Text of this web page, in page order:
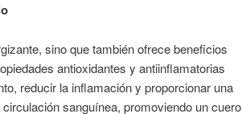
sino que también ofrece beneficios
antioxidantes y antiinflamatorias
reducir la inflamación y proporcionar una
sanguínea, promoviendo un cuero